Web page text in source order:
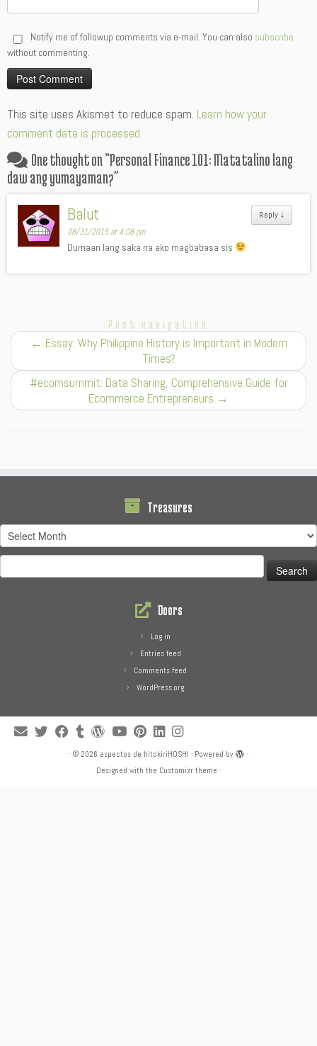
Notify me of followup comments via e-mail. You can also subscribe
without commenting.
This site uses Akismet to reduce spam. Learn how your
comment data is processed.
One thought on “Personal Finance 101: Matatalino lang
daw ang yumayaman?”
Reply ↓
Balut
08/31/2015 at 4:08 pm
Dumaan lang saka na ako magbabasa sis
Post navigation
← Essay: Why Philippine History is Important in Modern
Times?
#ecomsummit: Data Sharing, Comprehensive Guide for
Ecommerce Entrepreneurs →
Treasures
Treasures
for:
Doors
Log in
Entries feed
Comments feed
WordPress.org
· © 2026 aspectos de hitokiriHOSHI · Powered by
·
Designed with the Customizr theme ·